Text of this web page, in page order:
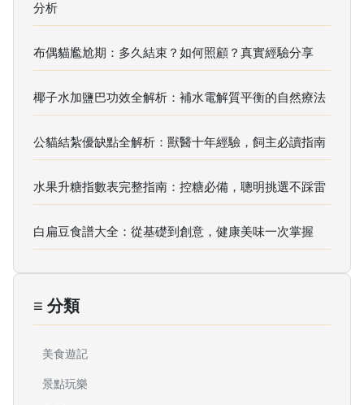
分析
布偶貓尷尬期：多久結束？如何照顧？真實經驗分享
椰子水加鹽巴功效全解析：補水電解質平衡的自然療法
公貓結紮優缺點全解析：獸醫十年經驗，飼主必讀指南
水果升糖指數表完整指南：控糖必備，聰明挑選不踩雷
白扁豆食譜大全：從基礎到創意，健康美味一次掌握
≡ 分類
美食遊記
景點玩樂